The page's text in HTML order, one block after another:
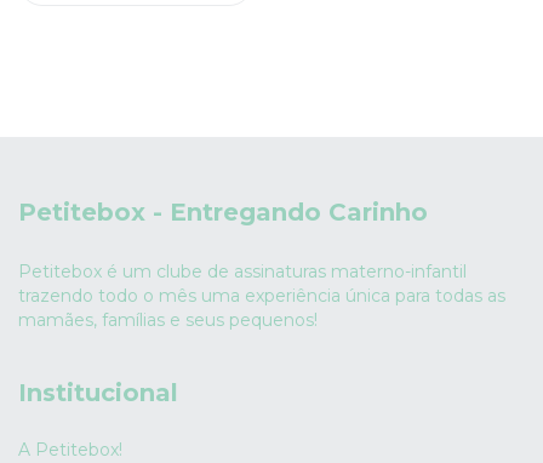
Petitebox - Entregando Carinho
Petitebox é um clube de assinaturas materno-infantil
trazendo todo o mês uma experiência única para todas as
mamães, famílias e seus pequenos!
Institucional
A Petitebox!